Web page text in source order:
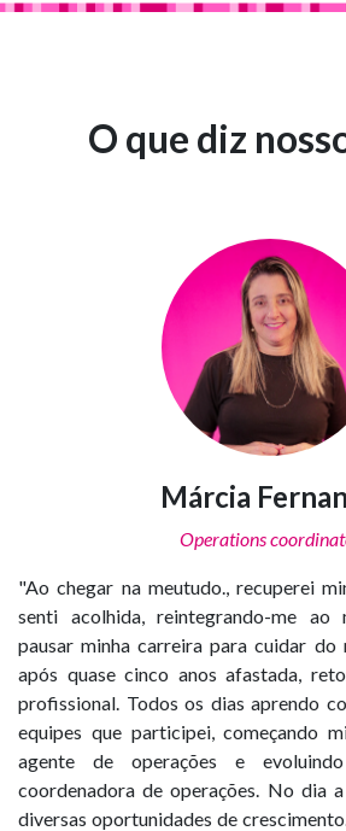
O que diz
Márcia
Operations
"Ao chegar na meutudo., recuperei
senti acolhida, reintegrando-me
pausar minha carreira para cuidar
após quase cinco anos afastada,
profissional. Todos os dias aprendo
equipes que participei, começando
agente de operações e
coordenadora de operações. No dia
diversas oportunidades de